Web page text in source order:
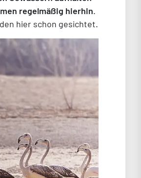
regelmäßig hierhin.
hier schon gesichtet.